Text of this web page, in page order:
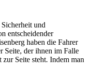
und
entscheidender
haben die Fahrer
Seite, der ihnen im Falle
Seite steht. Indem man